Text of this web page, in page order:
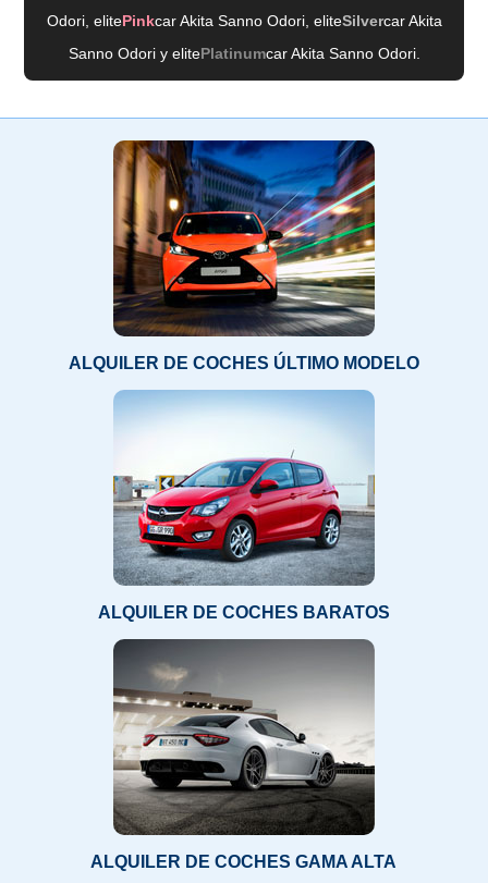
Odori, elitePinkcar Akita Sanno Odori, eliteSilvercar Akita
Sanno Odoriy elitePlatinumcar Akita Sanno Odori.
ALQUILER DE COCHES ÚLTIMO MODELO
ALQUILER DE COCHES BARATOS
ALQUILER DE COCHES GAMA ALTA